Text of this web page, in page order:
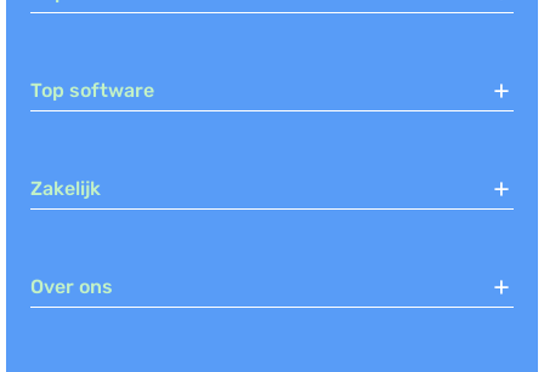
Top software
Zakelijk
Over ons